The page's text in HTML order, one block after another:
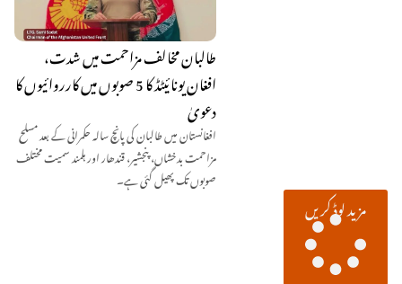
طالبان مخالف مزاحمت میں شدت،
افغان یونائیٹڈ کا 5 صوبوں میں کارروائیوں کا
دعویٰ
افغانستان میں طالبان کی پانچ سالہ حکمرانی کے بعد مسلح
مزاحمت بدخشاں، پنجشیر، قندھار اور ہلمند سمیت مختلف
صوبوں تک پھیل گئی ہے۔
مزید لوڈ کریں